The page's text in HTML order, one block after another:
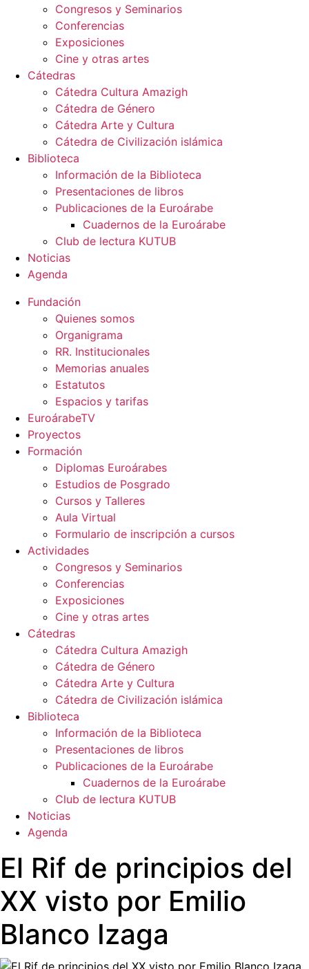
Congresos y Seminarios
Conferencias
Exposiciones
Cine y otras artes
Cátedras
Cátedra Cultura Amazigh
Cátedra de Género
Cátedra Arte y Cultura
Cátedra de Civilización islámica
Biblioteca
Información de la Biblioteca
Presentaciones de libros
Publicaciones de la Euroárabe
Cuadernos de la Euroárabe
Club de lectura KUTUB
Noticias
Agenda
Fundación
Quienes somos
Organigrama
RR. Institucionales
Memorias anuales
Estatutos
Espacios y tarifas
EuroárabeTV
Proyectos
Formación
Diplomas Euroárabes
Estudios de Posgrado
Cursos y Talleres
Aula Virtual
Formulario de inscripción a cursos
Actividades
Congresos y Seminarios
Conferencias
Exposiciones
Cine y otras artes
Cátedras
Cátedra Cultura Amazigh
Cátedra de Género
Cátedra Arte y Cultura
Cátedra de Civilización islámica
Biblioteca
Información de la Biblioteca
Presentaciones de libros
Publicaciones de la Euroárabe
Cuadernos de la Euroárabe
Club de lectura KUTUB
Noticias
Agenda
El Rif de principios del
XX visto por Emilio
Blanco Izaga